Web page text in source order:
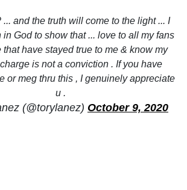
... and the truth will come to the light ... I
in God to show that ... love to all my fans
that have stayed true to me & know my
is not a conviction . If you have
or meg thru this , I genuinely appreciate
u .
(@torylanez) October 9, 2020